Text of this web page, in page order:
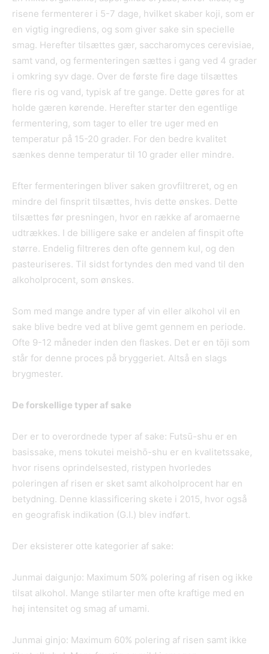
risene fermenterer i 5-7 dage, hvilket skaber koji, som er
en vigtig ingrediens, og som giver sake sin specielle
smag. Herefter tilsættes gær, saccharomyces cerevisiae,
samt vand, og fermenteringen sættes i gang ved 4 grader
i omkring syv dage. Over de første fire dage tilsættes
flere ris og vand, typisk af tre gange. Dette gøres for at
holde gæren kørende. Herefter starter den egentlige
fermentering, som tager to eller tre uger med en
temperatur på 15-20 grader. For den bedre kvalitet
sænkes denne temperatur til 10 grader eller mindre.
Efter fermenteringen bliver saken grovfiltreret, og en
mindre del finsprit tilsættes, hvis dette ønskes. Dette
tilsættes før presningen, hvor en række af aromaerne
udtrækkes. I de billigere sake er andelen af finspit ofte
større. Endelig filtreres den ofte gennem kul, og den
pasteuriseres. Til sidst fortyndes den med vand til den
alkoholprocent, som ønskes.
Som med mange andre typer af vin eller alkohol vil en
sake blive bedre ved at blive gemt gennem en periode.
Ofte 9-12 måneder inden den flaskes. Det er en tōji som
står for denne proces på bryggeriet. Altså en slags
brygmester.
De forskellige typer af sake
Der er to overordnede typer af sake: Futsū-shu er en
basissake, mens tokutei meishō-shu er en kvalitetssake,
hvor risens oprindelsested, ristypen hvorledes
poleringen af risen er sket samt alkoholprocent har en
betydning. Denne klassificering skete i 2015, hvor også
en geografisk indikation (G.I.) blev indført.
Der eksisterer otte kategorier af sake:
Junmai daigunjo: Maximum 50% polering af risen og ikke
tilsat alkohol. Mange stilarter men ofte kraftige med en
høj intensitet og smag af umami.
Junmai ginjo: Maximum 60% polering af risen samt ikke